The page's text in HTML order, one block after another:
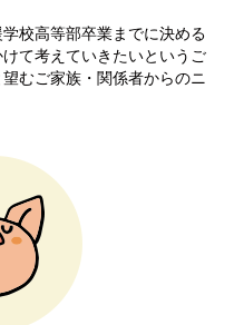
校高等部卒業までに決める
て考えていきたいというご
むご家族・関係者からのニ